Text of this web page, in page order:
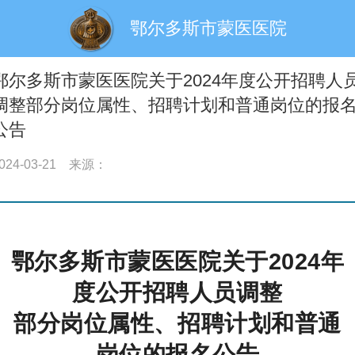
鄂尔多斯市蒙医医院
尔多斯市蒙医医院关于2024年度公开招聘人
整部分岗位属性、招聘计划和普通岗位的报
告
03-21 来源：
鄂尔多斯市蒙医医院关于2024年
度公开招聘人员调整
部分岗位属性、招聘计划和普通